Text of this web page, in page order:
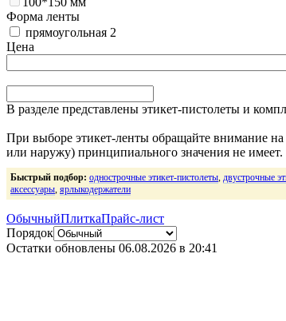
Форма ленты
прямоугольная 2
Цена
В разделе представлены этикет-пистолеты и
При выборе этикет-ленты обращайте внимание на
или наружу) принципиального значения не имеет.
Быстрый подбор: однострочные этикет-пистолеты, двустрочные
аксессуары, ярлыкодержатели
ОбычныйПлиткаПрайс-лист
Порядок
Остатки обновлены 06.08.2026 в 20:41